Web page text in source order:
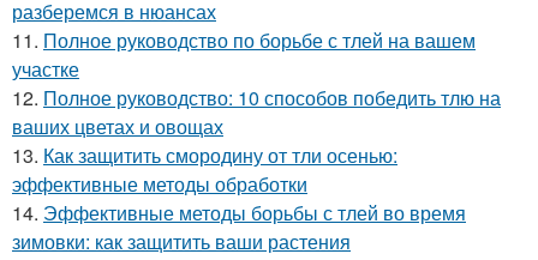
разберемся в нюансах
11. Полное руководство по борьбе с тлей на вашем
участке
12. Полное руководство: 10 способов победить тлю на
ваших цветах и овощах
13. Как защитить смородину от тли осенью:
эффективные методы обработки
14. Эффективные методы борьбы с тлей во время
зимовки: как защитить ваши растения